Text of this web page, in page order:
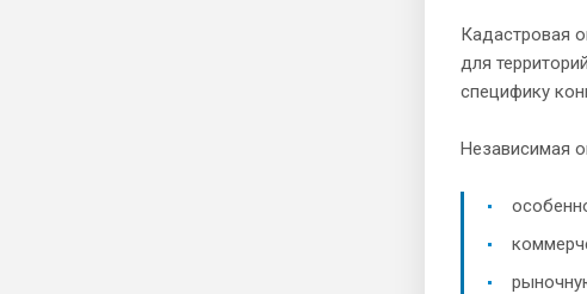
Кадастровая
для
специфику
Независимая